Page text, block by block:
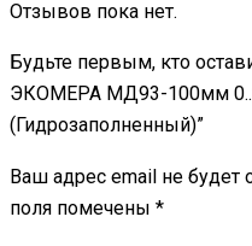
Отзывов пока нет.
Будьте первым, кто
ЭКОМЕРА МД93-100мм
(Гидрозаполненный)”
Ваш адрес email не будет
поля помечены *